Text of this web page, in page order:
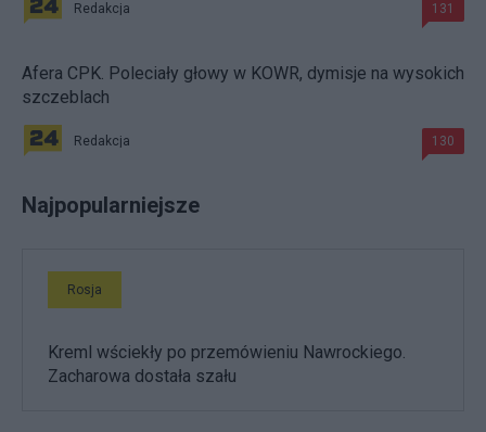
Redakcja 131
Afera CPK. Poleciały głowy w KOWR, dymisje na wysokich
szczeblach
Redakcja 130
Najpopularniejsze
Rosja
Kreml wściekły po przemówieniu Nawrockiego.
Zacharowa dostała szału